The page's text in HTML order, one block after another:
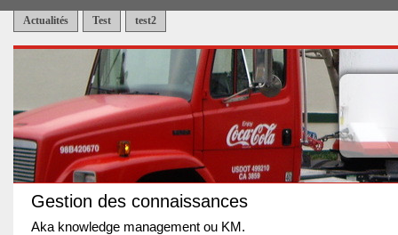
Actualités Test test2
Gestion des connaissances
Aka knowledge management ou KM.